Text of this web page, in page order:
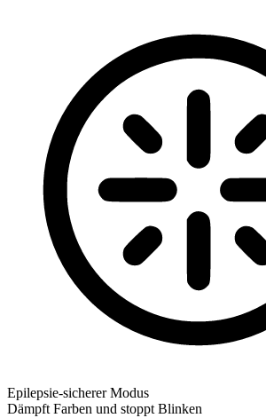
Epilepsie-sicherer Modus
Dämpft Farben und stoppt Blinken